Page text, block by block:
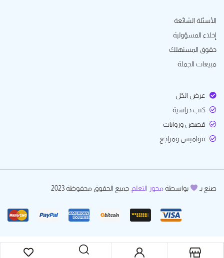
الأسئلة الشائعة
إخلاء المسؤولية
حقوق المستهلك
مبيعات الجملة
عرض الكل
كتب دراسية
قصص وروايات
قواميس ومراجع
صنع بـ بواسطةمحور التعلم . جميع الحقوق محفوظة 2023